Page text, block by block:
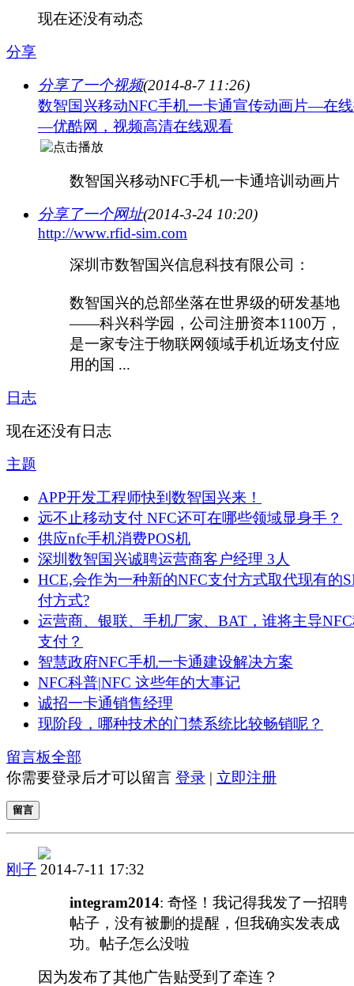
现在还没有动态
分享
分享了一个视频(2014-8-7 11:26)
数智国兴移动NFC手机一卡通宣传动画片—在
—优酷网，视频高清在线观看
数智国兴移动NFC手机一卡通培训动画片
分享了一个网址(2014-3-24 10:20)
http://www.rfid-sim.com
深圳市数智国兴信息科技有限公司：
数智国兴的总部坐落在世界级的研发基地
——科兴科学园，公司注册资本1100万，
是一家专注于物联网领域手机近场支付应
用的国 ...
日志
现在还没有日志
主题
APP开发工程师快到数智国兴来！
远不止移动支付 NFC还可在哪些领域显身手？
供应nfc手机消费POS机
深圳数智国兴诚聘运营商客户经理 3人
HCE,会作为一种新的NFC支付方式取代现有的
付方式?
运营商、银联、手机厂家、BAT，谁将主导
支付？
智慧政府NFC手机一卡通建设解决方案
NFC科普|NFC 这些年的大事记
诚招一卡通销售经理
现阶段，哪种技术的门禁系统比较畅销呢？
留言板全部
你需要登录后才可以留言 登录 | 立即注册
留言
刚子 2014-7-11 17:32
integram2014: 奇怪！我记得我发了一招聘
帖子，没有被删的提醒，但我确实发表成
功。帖子怎么没啦
因为发布了其他广告贴受到了牵连？